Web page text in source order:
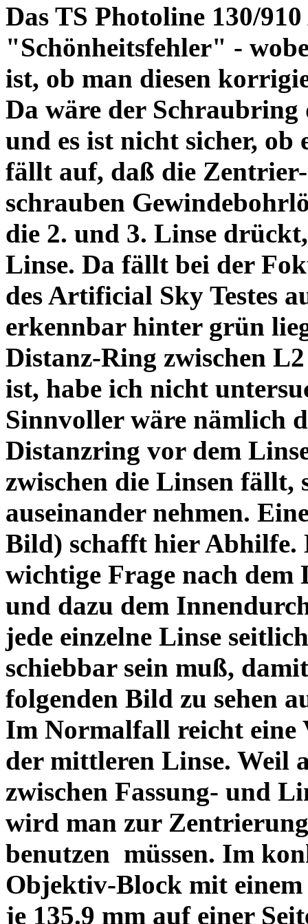
Das TS Photoline 130/
"Schönheitsfehler" -
ist, ob man diesen
Da wäre der
und es ist nicht sicher,
fällt auf, daß die Zentrier-
schrauben
die 2. und 3. Linse
Linse. Da fällt bei der
des Artificial Sky Testes
erkennbar hinter grün
Distanz-Ring zwischen
ist, habe ich nicht
Sinnvoller wäre nämlich
Distanzring vor dem
zwischen die Linsen fällt,
auseinander nehmen.
Bild) schafft hier Abhilfe.
wichtige Frage nach dem
und dazu dem
jede einzelne Linse
schiebbar sein muß,
folgenden Bild zu sehen
Im Normalfall reicht eine
der mittleren Linse. Weil
zwischen Fassung- und
wird man zur
benutzen müssen. Im
Objektiv-Block mit einem
je 135.9 mm auf einer